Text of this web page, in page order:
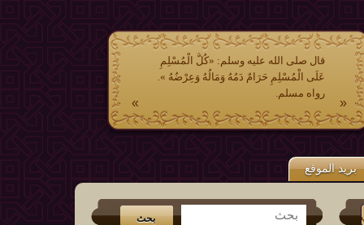
قال صلى الله عليه وسلم: «كُلُّ الْمُسْلِمِ
عَلَى الْمُسْلِمِ حَرَامٌ دَمُهُ وَمَالُهُ وَعِرْضُهُ ».
رواه مسلم.
«
»
بريد الموقع
عشر وصايا وتوجيهات في الشدائد والفيس بوك